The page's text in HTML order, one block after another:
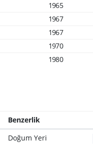
1965
1967
1967
1970
1980
Benzerlik
Doğum Yeri